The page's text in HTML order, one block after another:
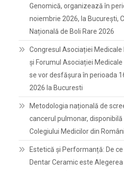
Genomică, organizează în
noiembrie 2026, la București,
Națională de Boli Rare 2026
Congresul Asociației Medicale
și Forumul Asociației
se vor desfășura în perioada
2026 la Bucuresti
Metodologia națională de
cancerul pulmonar, disponibilă
Colegiului Medicilor din
Estetică și Performanță: De
Dentar Ceramic este